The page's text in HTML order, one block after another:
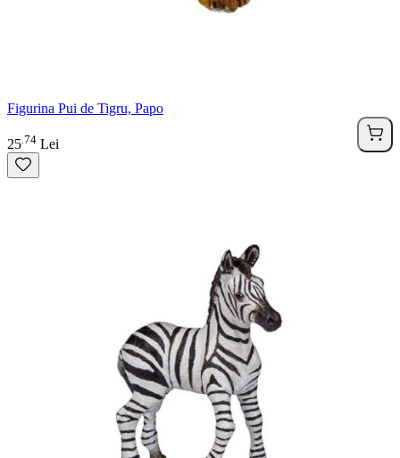
Figurina Pui de Tigru, Papo
25 74 Lei